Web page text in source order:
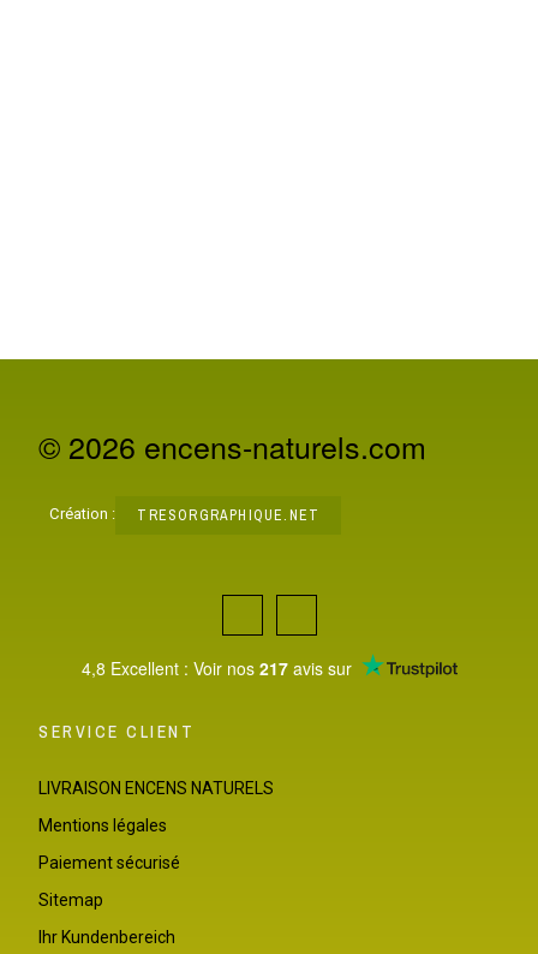
© 2026 encens-naturels.com
Création : TRESORGRAPHIQUE.NET
4,8 Excellent : Voir nos 217avis sur
SERVICE CLIENT
LIVRAISON ENCENS NATURELS
Mentions légales
Paiement sécurisé
Sitemap
Ihr Kundenbereich